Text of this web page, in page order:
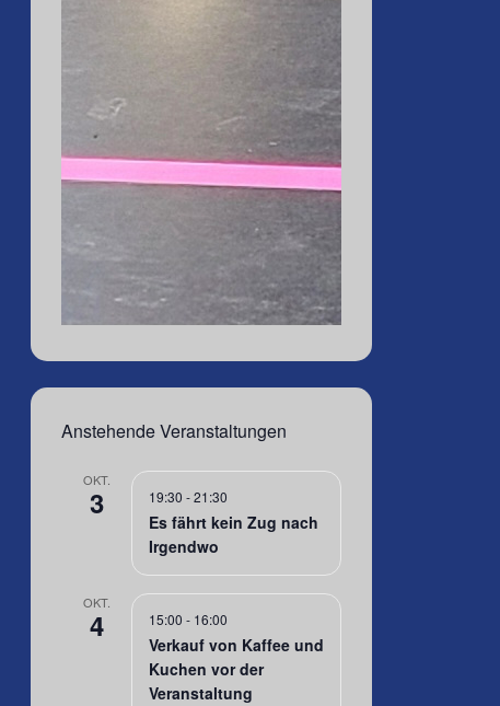
Anstehende Veranstaltungen
OKT.
3 19:30 -21:30
Es fährt kein Zug nach
Irgendwo
OKT.
4 15:00 - 16:00
Verkauf von Kaffee und
Kuchen vor der
Veranstaltung